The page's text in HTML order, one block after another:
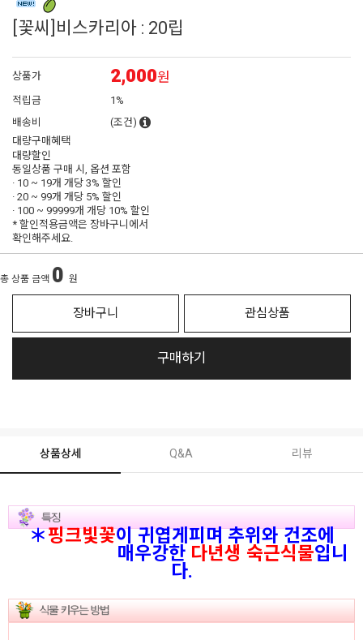
[꽃씨]비스카리아 : 20립
상품가 2,000원
적립금
1%
배송비
(조건)
대량구매혜택
대량할인
동일상품 구매 시, 옵션 포함
· 10 ~ 19개 개당3% 할인
· 20 ~ 99개 개당 5% 할인
· 100 ~ 99999개 개당 10% 할인
* 할인적용금액은 장바구니에서
확인해주세요.
총 상품 금액 0 원
장바구니 관심상품
구매하기
상품상세 Q&A 리뷰
＊핑크빛꽃이 귀엽게피며 추위와 건조에
매우강한 다년생 숙근식물입니
다.